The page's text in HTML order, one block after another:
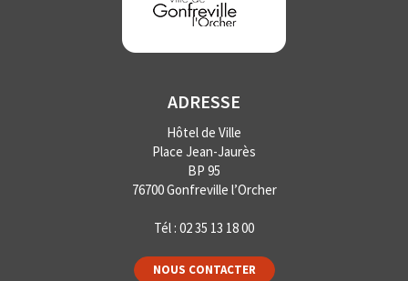
ADRESSE
Hôtel de Ville
Place Jean-Jaurès
BP 95
76700 Gonfreville l’Orcher
Tél : 02 35 13 18 00
NOUS CONTACTER